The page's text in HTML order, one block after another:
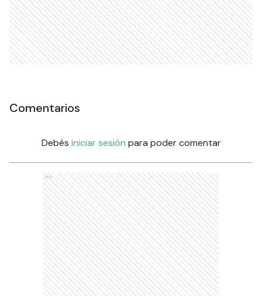
Comentarios
Debés iniciar sesión para poder comentar
Ads